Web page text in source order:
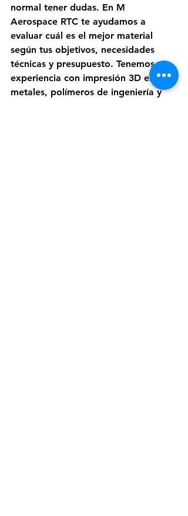
normal tener dudas. En M
Aerospace RTC te ayudamos a
evaluar cuál es el mejor material
según tus objetivos, necesidades
técnicas y presupuesto. Tenemos
experiencia con impresión 3D en
metales, polímeros de ingeniería y